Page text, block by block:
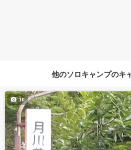
他のソロキャンプのキ
10